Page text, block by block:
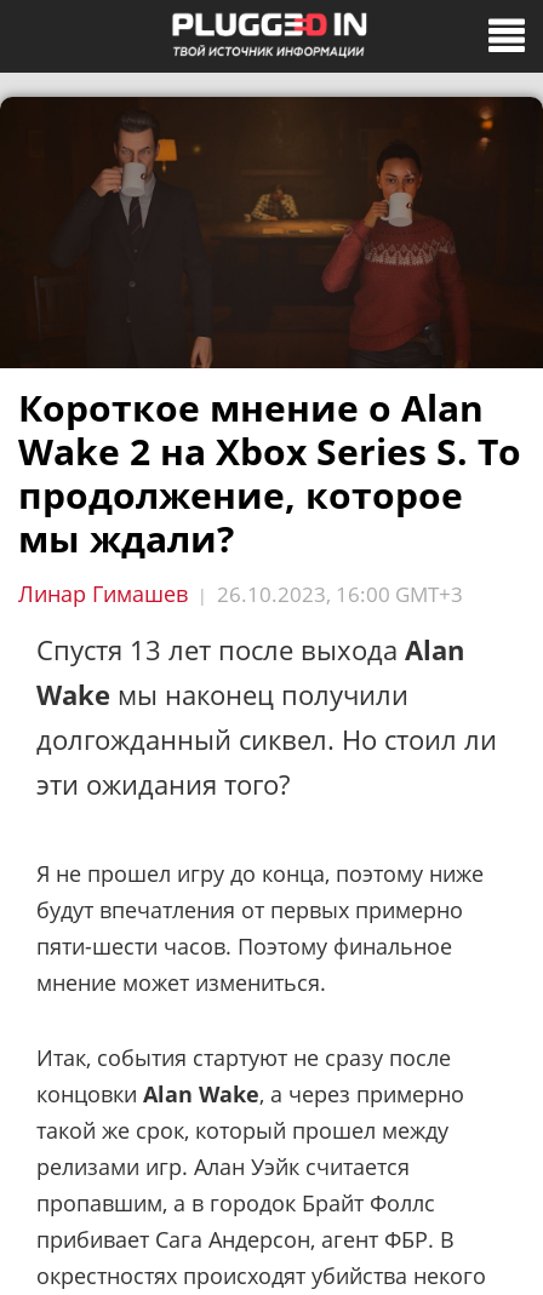
Короткое мнение о Alan
Wake 2 на Xbox Series S. То
продолжение, которое
мы ждали?
Линар Гимашев | 26.10.2023, 16:00 GMT+3
Спустя 13 лет после выхода Alan
Wake мы наконец получили
долгожданный сиквел. Но стоил ли
эти ожидания того?
Я не прошел игру до конца, поэтому ниже
будут впечатления от первых примерно
пяти-шести часов. Поэтому финальное
мнение может измениться.
Итак, события стартуют не сразу после
концовки Alan Wake, а через примерно
такой же срок, который прошел между
релизами игр. Алан Уэйк считается
пропавшим, а в городок Брайт Фоллс
прибивает Сага Андерсон, агент ФБР. В
окрестностях происходят убийства некого